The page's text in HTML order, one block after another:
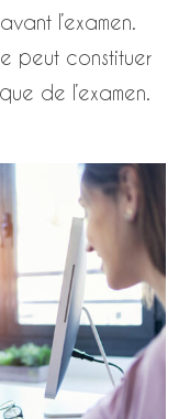
l’examen.
peut constituer
de l’examen.